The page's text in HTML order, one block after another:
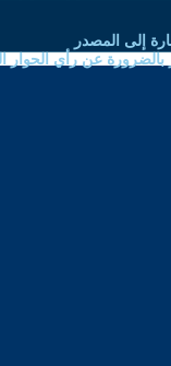
إلى المصدر
بالضرورة عن رأي الحوار